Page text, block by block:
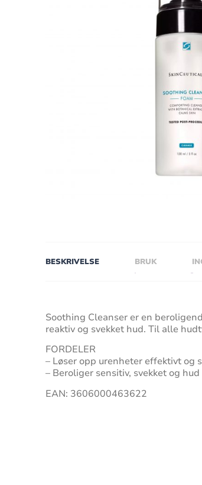
BESKRIVELSE BRUK
Soothing Cleanser er en
reaktiv og svekket hud. Til alle
FORDELER
– Løser opp urenheter effektivt og
– Beroliger sensitiv, svekket og
EAN: 3606000463622